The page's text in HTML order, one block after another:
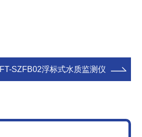
FT-SZFB02浮标式水质监测仪